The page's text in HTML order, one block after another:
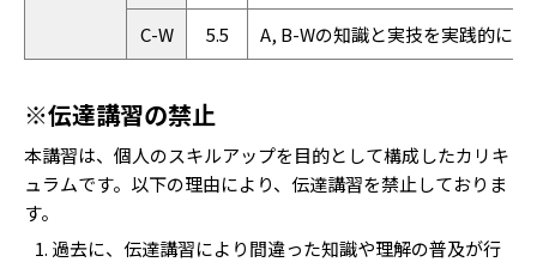
C-W
5.5 A, B-Wの知識と実技を実践的に
※伝達講習の禁止
本講習は、個人のスキルアップを目的として構成したカリキ
ュラムです。以下の理由により、伝達講習を禁止しておりま
す。
過去に、伝達講習により間違った知識や理解の普及が行